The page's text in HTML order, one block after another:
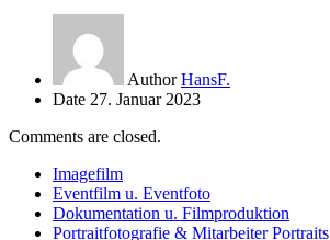
Author HansF.
Date 27. Januar 2023
Comments are closed.
Imagefilm
Eventfilm u. Eventfoto
Dokumentation u. Filmproduktion
Portraitfotografie & Mitarbeiter Portraits